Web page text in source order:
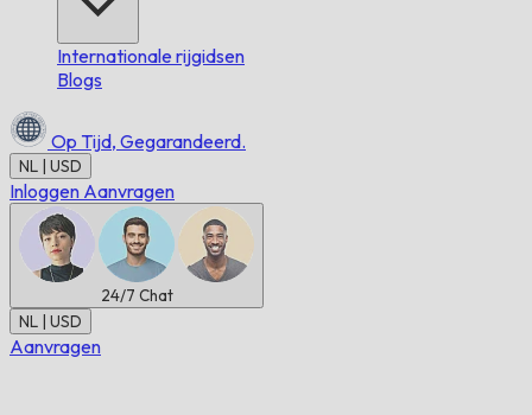
Internationale rijgidsen
Blogs
Op Tijd, Gegarandeerd.
NL | USD
Inloggen Aanvragen
24/7 Chat
NL | USD
Aanvragen